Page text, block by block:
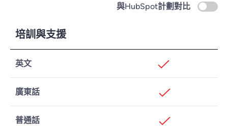
與HubSpot計劃對比
培訓與支援
英文
廣東話
普通話